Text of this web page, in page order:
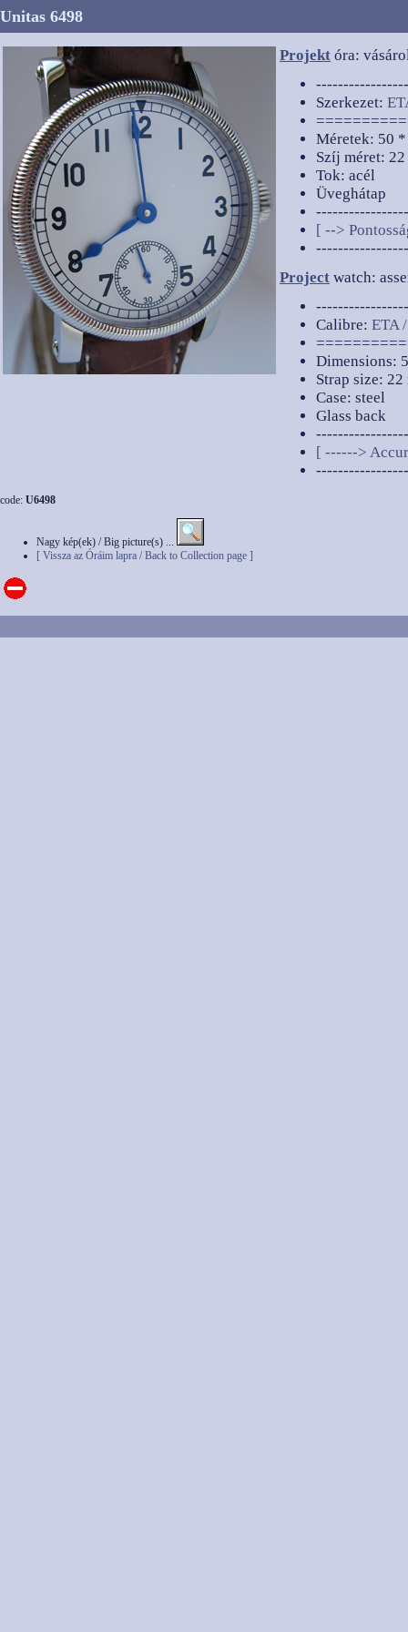
Unitas 6498
Projekt óra:
Szerkezet:
Méretek: 50
Szíj méret: 22
Tok: acél
Üveghátap
[ -->
Project watch:
Calibre: ETA
Dimensions:
Strap size: 22
Case: steel
Glass back
[ ------>
code: U6498
Nagy kép(ek) / Big picture(s) ...
[ Vissza az Óráim lapra / Back to Collection page ]